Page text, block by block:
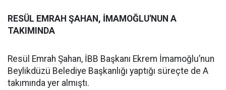
RESÜL EMRAH ŞAHAN, İMAMOĞLU'NUN A
TAKIMINDA
Resül Emrah Şahan, İBB Başkanı Ekrem İmamoğlu’nun
Beylikdüzü Belediye Başkanlığı yaptığı süreçte de A
takımında yer almıştı.